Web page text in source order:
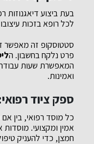
בעת ביצוע דיאגנוזות
לכל רופא בזכות
סטטוסקופ זה מאפשר
פרט נלקח בחשבון. ה
המאפשרת שעות
ואמינות.
ספק ציוד
כל מוסד רפואי, בין
אמין ומקצועי.
חמצן, כדי להעניק